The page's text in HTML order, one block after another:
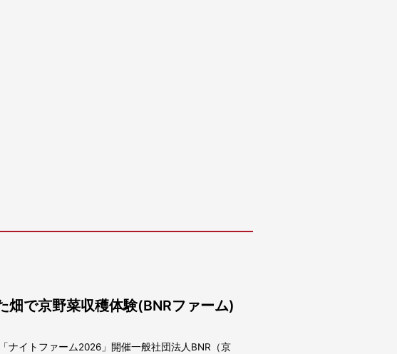
で京野菜収穫体験(BNRファーム)
ナイトファーム2026」開催一般社団法人BNR（京